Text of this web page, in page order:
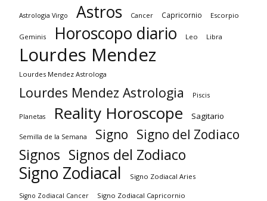
Astrologia Virgo Astros Cancer Capricornio Escorpio
Geminis Horoscopo diario Leo Libra
Lourdes Mendez
Lourdes Mendez Astrologa
Lourdes Mendez Astrologia Piscis
Planetas Reality Horoscope Sagitario
Semilla de la Semana Signo Signo del Zodiaco
Signos Signos del Zodiaco
Signo Zodiacal Signo Zodiacal Aries
Signo Zodiacal Cancer Signo Zodiacal Capricornio